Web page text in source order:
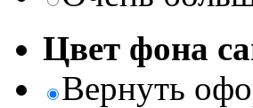
Цвет фона
Вернуть